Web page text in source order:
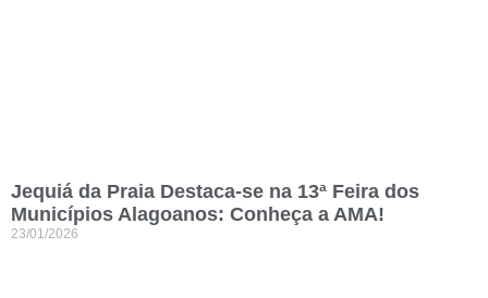
Jequiá da Praia Destaca-se na 13ª Feira dos
Municípios Alagoanos: Conheça a AMA!
23/01/2026